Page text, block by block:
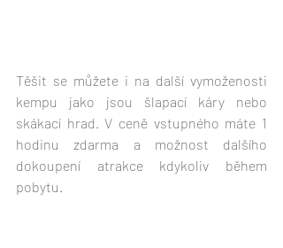
Těšit se můžete i na další vymoženosti
kempu jako jsou šlapací káry nebo
skákací hrad. V ceně vstupného máte 1
hodinu zdarma a možnost dalšího
dokoupení atrakce kdykoliv během
pobytu.